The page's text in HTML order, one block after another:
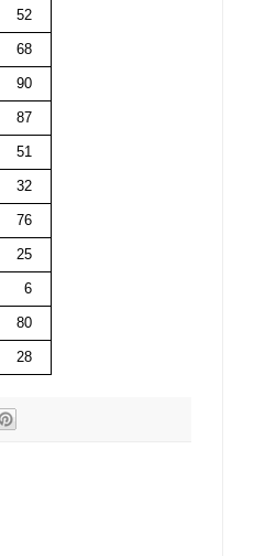
52
68
90
87
51
32
76
25
6
80
28